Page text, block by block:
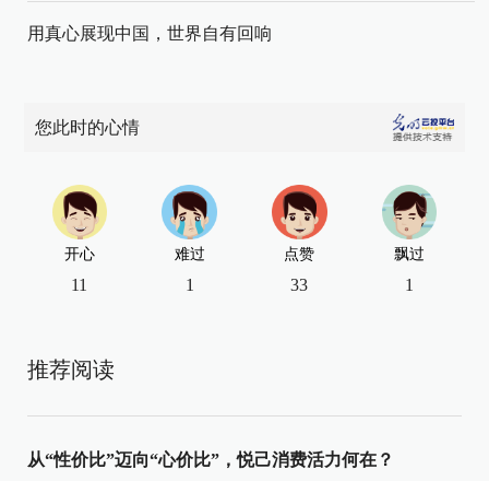
用真心展现中国，世界自有回响
您此时的心情
开心
11
难过
1
点赞
33
飘过
1
推荐阅读
从“性价比”迈向“心价比”，悦己消费活力何在？